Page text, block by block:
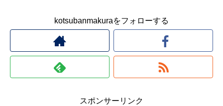
kotsubanmakuraをフォローする
スポンサーリンク